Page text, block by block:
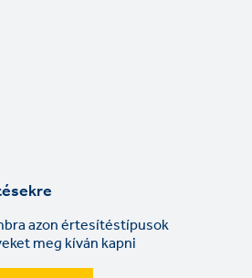
azon értesítéstípusok
meg kíván kapni